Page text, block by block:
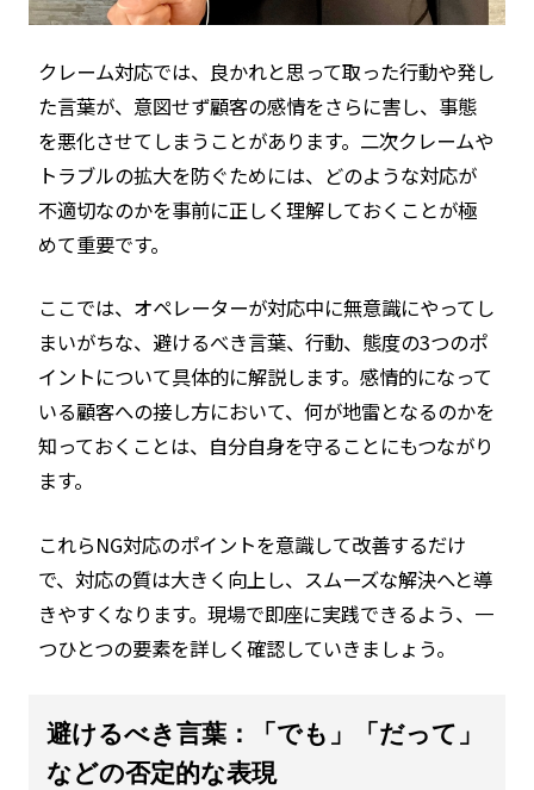
クレーム対応では、良かれと思って取った行動や発し
た言葉が、意図せず顧客の感情をさらに害し、事態
を悪化させてしまうことがあります。二次クレームや
トラブルの拡大を防ぐためには、どのような対応が
不適切なのかを事前に正しく理解しておくことが極
めて重要です。
ここでは、オペレーターが対応中に無意識にやってし
まいがちな、避けるべき言葉、行動、態度の3つのポ
イントについて具体的に解説します。感情的になって
いる顧客への接し方において、何が地雷となるのかを
知っておくことは、自分自身を守ることにもつながり
ます。
これらNG対応のポイントを意識して改善するだけ
で、対応の質は大きく向上し、スムーズな解決へと導
きやすくなります。現場で即座に実践できるよう、一
つひとつの要素を詳しく確認していきましょう。
避けるべき言葉：「でも」「だって」
などの否定的な表現